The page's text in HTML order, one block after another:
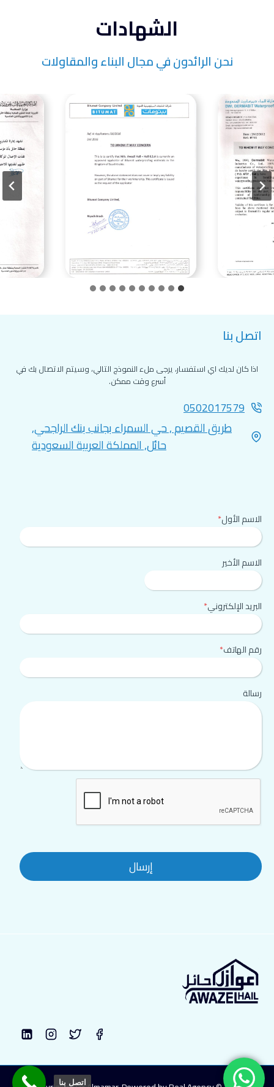
الشهادات
نحن الرائدون في مجال البناء والمقاولات
اتصل بنا
اذا كان لديك اي استفسار، يرجى ملء النموذج التالي، وسيتم الاتصال بك في
أسرع وقت ممكن.
0502017579
طريق القصيم , حي السمراء بجانب بنك الراجحي,
حائل, المملكة العربية السعودية
الاسم الأول*
الاسم الأخير
البريد الإلكتروني*
رقم الهاتف*
رسالة
إرسال
اتصل بنا